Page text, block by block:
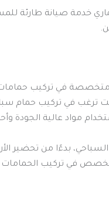
خدمة صيانة طارئة
في تركيب
ترغب في تركيب حمام
مواد عالية الجودة
بدءًا من تحضير
في تركيب